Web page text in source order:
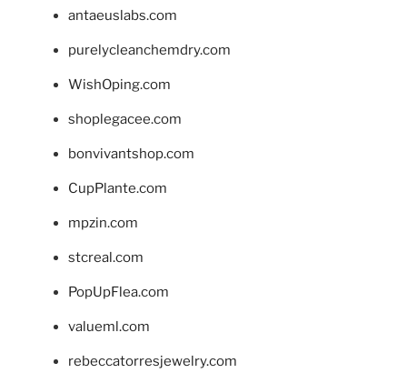
antaeuslabs.com
purelycleanchemdry.com
WishOping.com
shoplegacee.com
bonvivantshop.com
CupPlante.com
mpzin.com
stcreal.com
PopUpFlea.com
valueml.com
rebeccatorresjewelry.com